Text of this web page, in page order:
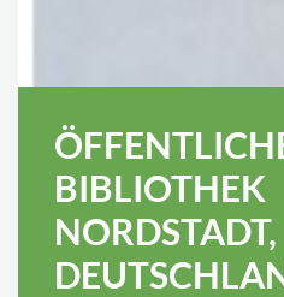
BIBLIOTHEK
NORDSTADT,